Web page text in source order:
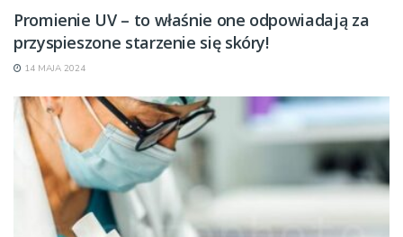
Promienie UV – to właśnie one odpowiadają za
przyspieszone starzenie się skóry!
14 MAJA 2024